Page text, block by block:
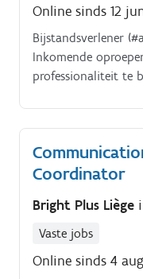
Online sinds 12
Bijstandsverlener
Inkomende
professionaliteit te
aan te bieden;.
Coordinator
Bright Plus Liège
Vaste jobs
Online sinds 4